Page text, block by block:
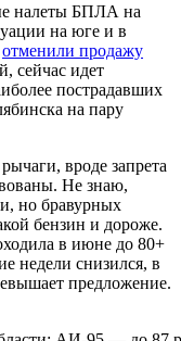
налеты БПЛА на
на юге и в
отменили продажу
сейчас идет
пострадавших
на пару
вроде запрета
Не знаю,
но бравурных
бензин и дороже.
в июне до 80+
недели снизился, в
предложение.